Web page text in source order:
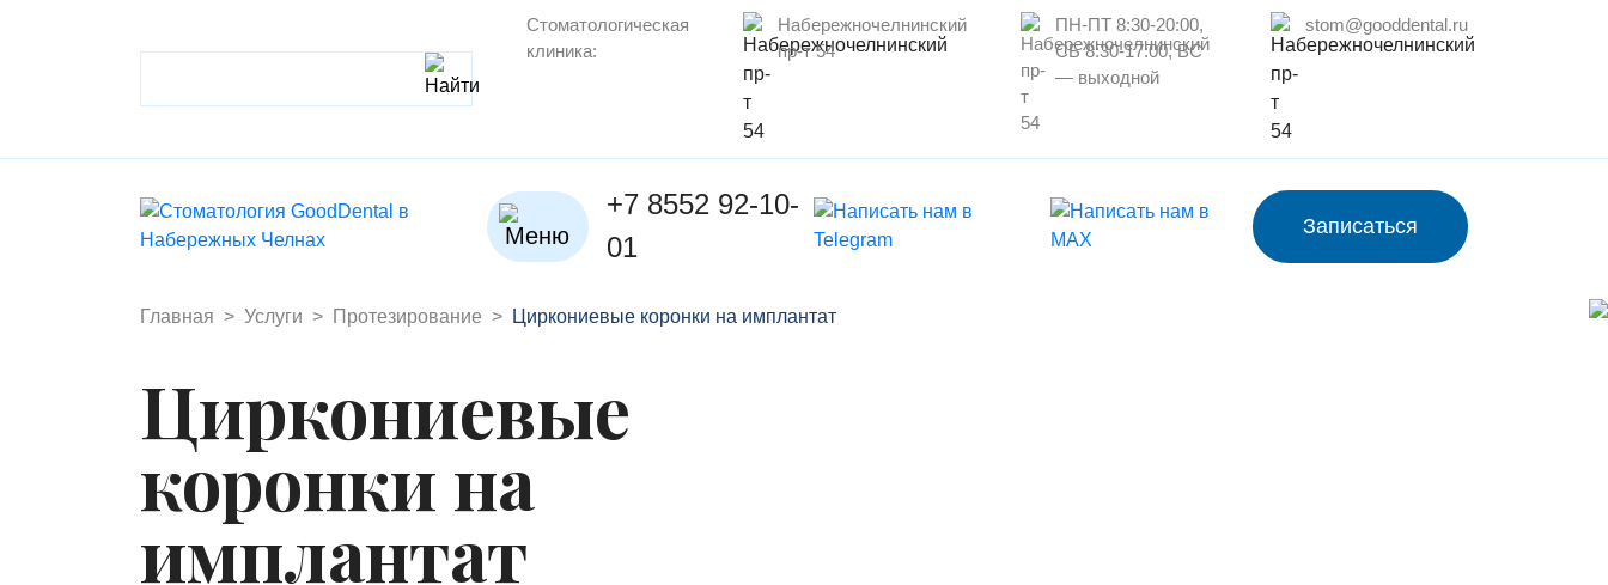
Стоматологическая
клиника:
Набережночелнинский
пр-т 54
ПН-ПТ 8:30-20:00,
СБ 8:30-17:00, ВС
— выходной
stom@gooddental.ru
+7 8552 92-10-
01
Записаться
Главная Услуги Протезирование Циркониевые коронки на имплантат
Циркониевые
коронки на
имплантат